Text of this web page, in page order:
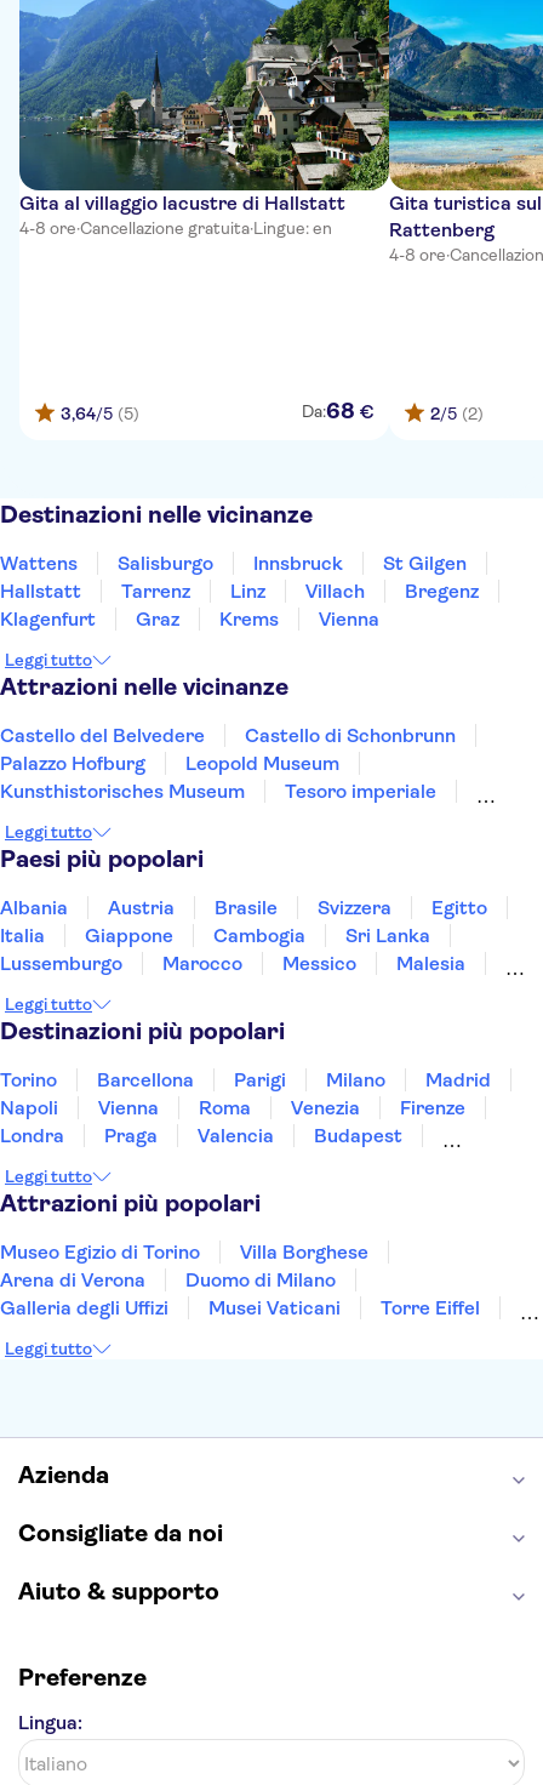
Gita al villaggio lacustre di Hallstatt
4-8 ore·Cancellazione gratuita·Lingue: en
3,64/5 (5) Da:68 €
Gita turistica sul
Rattenberg
4-8 ore·
2/5 (2)
Destinazioni nelle vicinanze
Wattens Salisburgo Innsbruck
St Gilgen
Hallstatt
Tarrenz Linz Villach
Bregenz
Klagenfurt
Graz Krems Vienna
Leggi tutto
Attrazioni nelle vicinanze
Castello del Belvedere
Castello di Schonbrunn
Palazzo Hofburg
Leopold Museum
Kunsthistorisches Museum
Tesoro imperiale
Albertina
Scuola di equitazione spagnola
I Mondi di Cristallo Swarovski
Kunst Haus Vienna - Museum Hundertwasser
Jewish Museum Vienna
Nordkette
Leggi tutto
Paesi più popolari
Albania Austria Brasile Svizzera
Egitto
Italia
Giappone Cambogia
Sri Lanka
Lussemburgo
Marocco Messico
Malesia
Tunisia
Turchia Vietnam
Leggi tutto
Destinazioni più popolari
Torino Barcellona Parigi Milano
Madrid
Napoli
Vienna Roma Venezia
Firenze
Londra
Praga Valencia
Budapest
Palermo
Leggi tutto
Attrazioni più popolari
Museo Egizio di Torino
Villa Borghese
Arena di Verona
Duomo di Milano
Galleria degli Uffizi
Musei Vaticani
Torre Eiffel
Reggia di Caserta
Leggi tutto
Azienda
Consigliate da noi
Aiuto & supporto
Preferenze
Lingua: